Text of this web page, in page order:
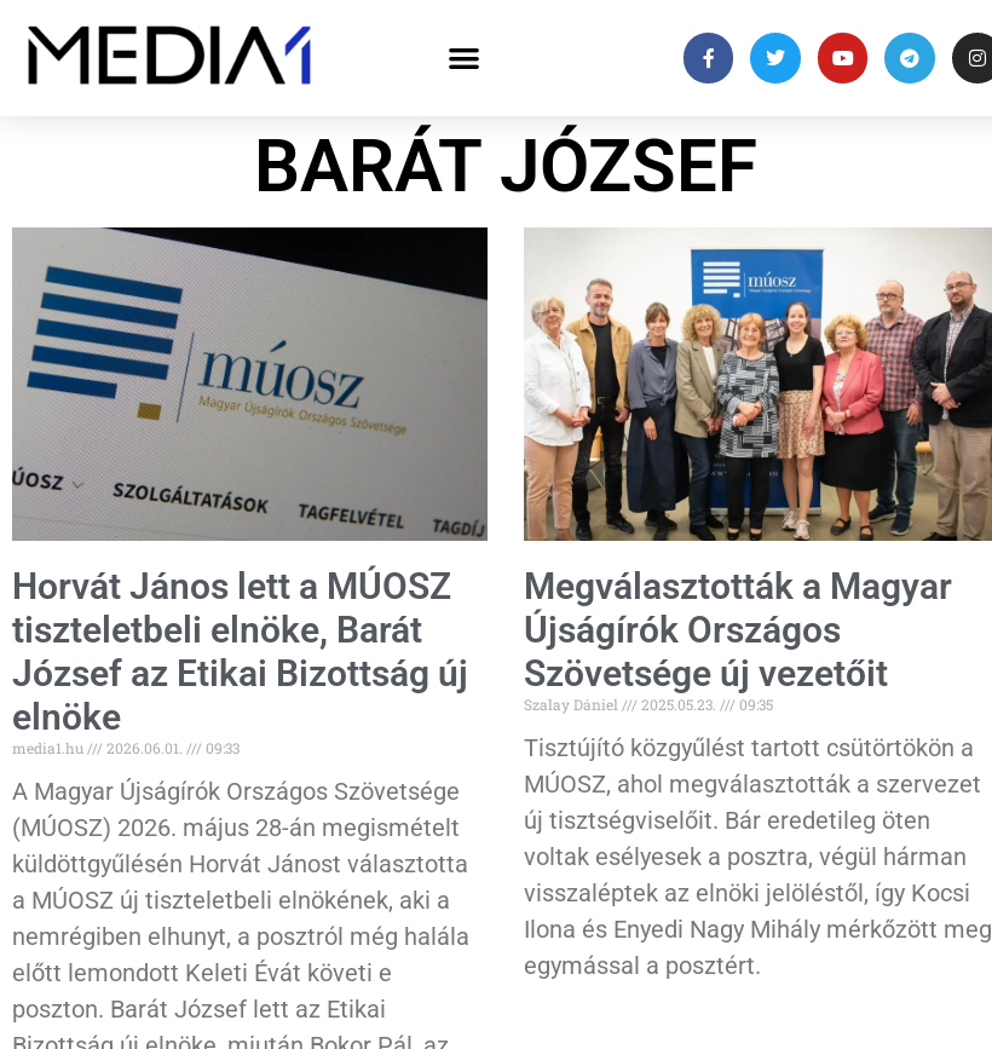
BARÁT JÓZSEF
Horvát János lett a MÚOSZ
tiszteletbeli elnöke, Barát
József az Etikai Bizottság új
elnöke
media1.hu 2026.06.01. 09:33
A Magyar Újságírók Országos Szövetsége
(MÚOSZ) 2026. május 28-án megismételt
küldöttgyűlésén Horvát Jánost választotta
a MÚOSZ új tiszteletbeli elnökének, aki a
nemrégiben elhunyt, a posztról még halála
előtt lemondott Keleti Évát követi e
poszton. Barát József lett az Etikai
Megválasztották a Magyar
Újságírók Országos
Szövetsége új vezetőit
Szalay Dániel 2025.05.23. 09:35
Tisztújító közgyűlést tartott csütörtökön a
MÚOSZ, ahol megválasztották a szervezet
új tisztségviselőit. Bár eredetileg öten
voltak esélyesek a posztra, végül hárman
visszaléptek az elnöki jelöléstől, így Kocsi
Ilona és Enyedi Nagy Mihály mérkőzött meg
egymással a posztért.